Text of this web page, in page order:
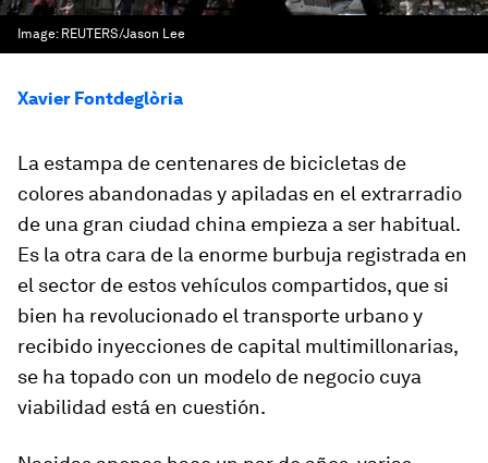
Image: REUTERS/Jason Lee
Xavier Fontdeglòria
La estampa de centenares de bicicletas de
colores abandonadas y apiladas en el extrarradio
de una gran ciudad china empieza a ser habitual.
Es la otra cara de la enorme burbuja registrada en
el sector de estos vehículos compartidos, que si
bien ha revolucionado el transporte urbano y
recibido inyecciones de capital multimillonarias,
se ha topado con un modelo de negocio cuya
viabilidad está en cuestión.